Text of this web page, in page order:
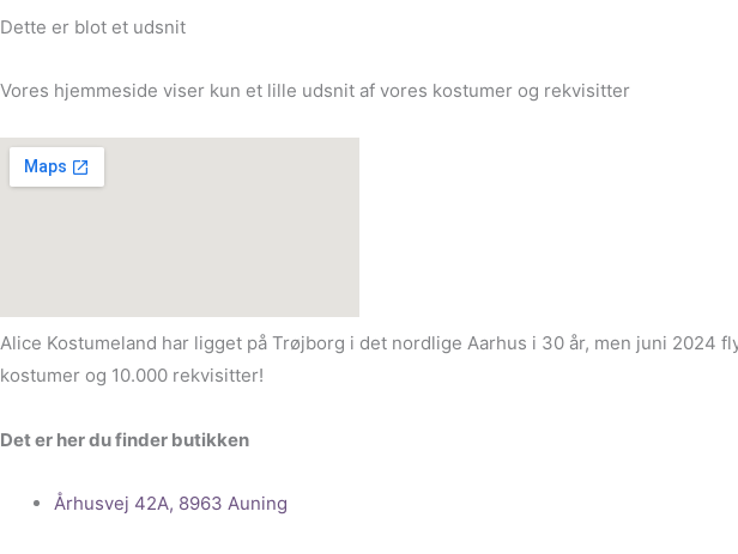
Dette er blot et udsnit
Vores hjemmeside viser kun et lille udsnit af vores kostumer og rekvisitter
Alice Kostumeland har ligget på Trøjborg i det nordlige Aarhus i 30 år, men juni
kostumer og 10.000 rekvisitter!
Det er her du finder butikken
Århusvej 42A, 8963 Auning